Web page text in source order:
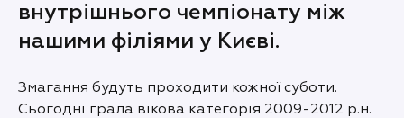
внутрішнього чемпіонату між
нашими філіями у Києві.
Змагання будуть проходити кожної суботи.
Сьогодні грала вікова категорія 2009-2012 р.н.